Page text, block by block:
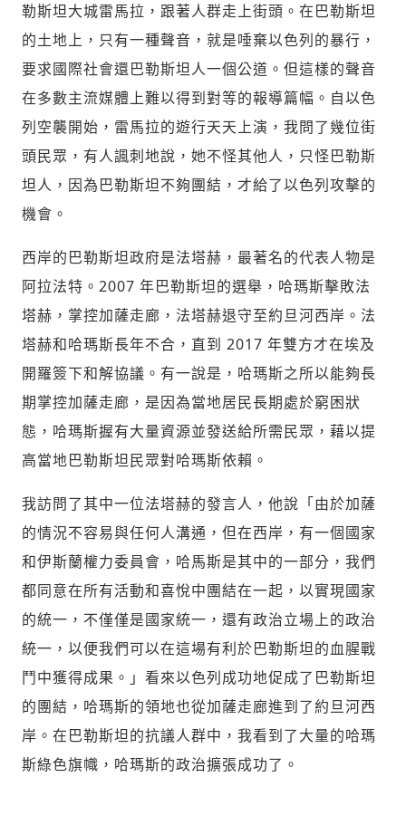
勒斯坦大城雷馬拉，跟著人群走上街頭。在巴勒斯坦
的土地上，只有一種聲音，就是唾棄以色列的暴行，
要求國際社會還巴勒斯坦人一個公道。但這樣的聲音
在多數主流媒體上難以得到對等的報導篇幅。自以色
列空襲開始，雷馬拉的遊行天天上演，我問了幾位街
頭民眾，有人諷刺地說，她不怪其他人，只怪巴勒斯
坦人，因為巴勒斯坦不夠團結，才給了以色列攻擊的
機會。
西岸的巴勒斯坦政府是法塔赫，最著名的代表人物是
阿拉法特。2007 年巴勒斯坦的選舉，哈瑪斯擊敗法
塔赫，掌控加薩走廊，法塔赫退守至約旦河西岸。法
塔赫和哈瑪斯長年不合，直到 2017 年雙方才在埃及
開羅簽下和解協議。有一說是，哈瑪斯之所以能夠長
期掌控加薩走廊，是因為當地居民長期處於窮困狀
態，哈瑪斯握有大量資源並發送給所需民眾，藉以提
高當地巴勒斯坦民眾對哈瑪斯依賴。
我訪問了其中一位法塔赫的發言人，他說「由於加薩
的情況不容易與任何人溝通，但在西岸，有一個國家
和伊斯蘭權力委員會，哈馬斯是其中的一部分，我們
都同意在所有活動和喜悅中團結在一起，以實現國家
的統一，不僅僅是國家統一，還有政治立場上的政治
統一，以便我們可以在這場有利於巴勒斯坦的血腥戰
鬥中獲得成果。」看來以色列成功地促成了巴勒斯坦
的團結，哈瑪斯的領地也從加薩走廊進到了約旦河西
岸。在巴勒斯坦的抗議人群中，我看到了大量的哈瑪
斯綠色旗幟，哈瑪斯的政治擴張成功了。